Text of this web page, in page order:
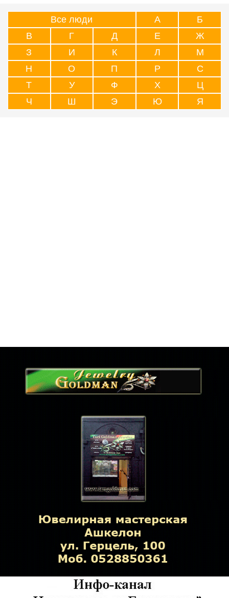
Все люди А
Б
В
Г Д Е
Ж
З
И К Л
М
Н
О П Р
С
Т
У Ф Х
Ц
Ч
Ш Э Ю Я